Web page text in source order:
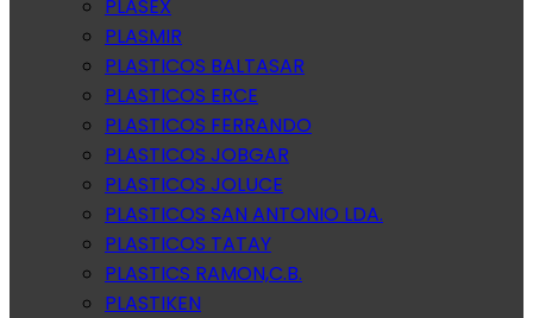
PLASEX
PLASMIR
PLASTICOS BALTASAR
PLASTICOS ERCE
PLASTICOS FERRANDO
PLASTICOS JOBGAR
PLASTICOS JOLUCE
PLASTICOS SAN ANTONIO LDA.
PLASTICOS TATAY
PLASTICS RAMON,C.B.
PLASTIKEN